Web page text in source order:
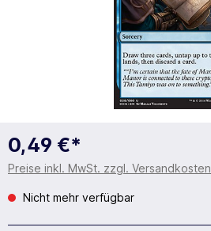
0,49 €*
Preise inkl. MwSt. zzgl. Versandkosten
Nicht mehr verfügbar